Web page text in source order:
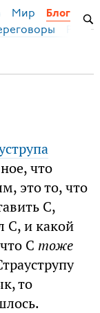
Мир Блог
что
это то, что
C,
и какой
C тоже
то